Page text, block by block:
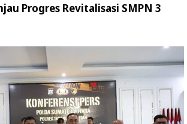
Progres Revitalisasi SMPN 3